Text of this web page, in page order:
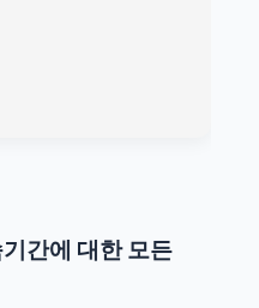
간에 대한 모든